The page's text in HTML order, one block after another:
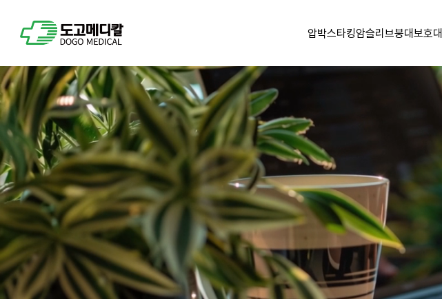
압박스타킹암슬리브붕대보호대